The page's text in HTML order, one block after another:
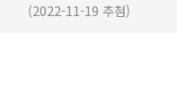
(2022-11-19 추첨)